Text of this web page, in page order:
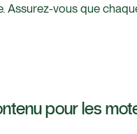
Assurez-vous que
pour les